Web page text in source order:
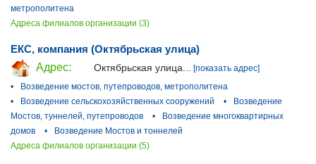
метрополитена
Адреса филиалов организации (3)
ЕКС, компания (Октябрьская улица)
Адрес:
Октябрьская улица... [показать адрес]
•
Возведение мостов, путепроводов, метрополитена
•
Возведение сельскохозяйственных сооружений •
Возведение
Мостов, туннелей, путепроводов
•
Возведение многоквартирных
домов
•
Возведение Мостов и тоннелей
Адреса филиалов организации (5)